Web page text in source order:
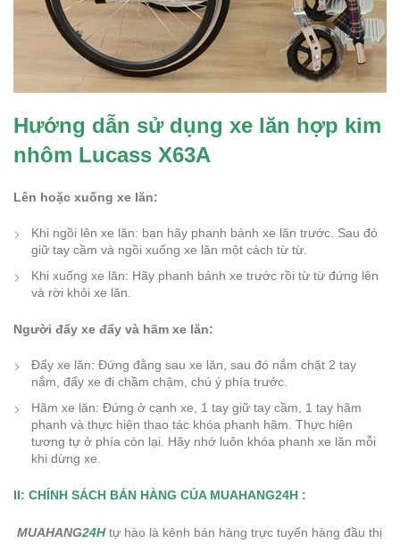
Hướng dẫn sử dụng xe lăn hợp kim
nhôm Lucass X63A
Lên hoặc xuống xe lăn:
Khi ngồi lên xe lăn: bạn hãy phanh bánh xe lăn trước. Sau đó
giữ tay cầm và ngồi xuống xe lăn một cách từ từ.
Khi xuống xe lăn: Hãy phanh bánh xe trước rồi từ từ đứng lên
và rời khỏi xe lăn.
Người đẩy xe đẩy và hãm xe lăn:
Đẩy xe lăn: Đứng đằng sau xe lăn, sau đó nắm chặt 2 tay
nắm, đẩy xe đi chầm chậm, chú ý phía trước.
Hãm xe lăn: Đứng ở cạnh xe, 1 tay giữ tay cầm, 1 tay hãm
phanh và thực hiện thao tác khóa phanh hãm. Thực hiện
tương tự ở phía còn lại. Hãy nhớ luôn khóa phanh xe lăn mỗi
khi dừng xe.
II: CHÍNH SÁCH BÁN HÀNG CỦA MUAHANG24H :
MUAHANG24Htự hào là kênh bán hàng trực tuyến hàng đầu thị